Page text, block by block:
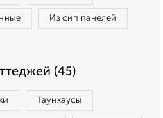
Из сип панелей
(45)
Таунхаусы